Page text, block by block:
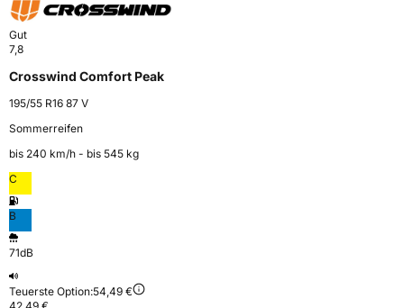
Gut
7,8
Crosswind Comfort Peak
195/55 R16 87 V
Sommerreifen
bis 240 km⁠/⁠h - bis 545 kg
C
B
71dB
Teuerste Option:54,49 €